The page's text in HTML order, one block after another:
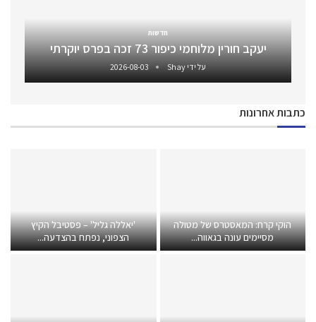
חדשות
יעקב חורין מלוחמי כיפור 73 זכה בפרס יוקרתי
על ידי Shay
2026-08-03
כתבות אחרונות
הוקי קרח: המאסטרס של מטולה
מסיימים עונה בגאווה...
'יאללה גליל' – פסטיבל הקיץ
הצפוני, נפתח בהצדעה...